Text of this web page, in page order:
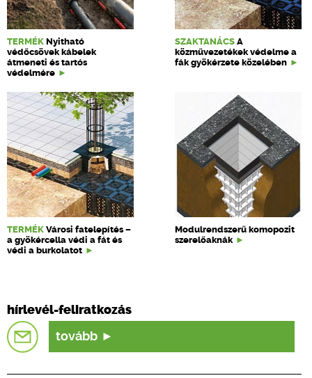
TERMÉK Nyitható
védőcsövek kábelek
átmeneti és tartós
védelmére
SZAKTANÁCS A
közművezetékek védelme a
fák gyökérzete közelében
TERMÉK Városi fatelepítés –
a gyökércella védi a fát és
védi a burkolatot
Modulrendszerű komopozit
szerelőaknák
hírlevél-feliratkozás
tovább